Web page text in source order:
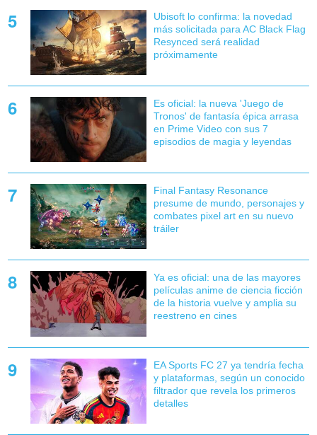
Ubisoft lo confirma: la novedad
más solicitada para AC Black Flag
Resynced será realidad
próximamente
Es oficial: la nueva 'Juego de
Tronos' de fantasía épica arrasa
en Prime Video con sus 7
episodios de magia y leyendas
Final Fantasy Resonance
presume de mundo, personajes y
combates pixel art en su nuevo
tráiler
Ya es oficial: una de las mayores
películas anime de ciencia ficción
de la historia vuelve y amplia su
reestreno en cines
EA Sports FC 27 ya tendría fecha
y plataformas, según un conocido
filtrador que revela los primeros
detalles